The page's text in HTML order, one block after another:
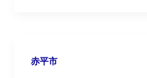
赤平市